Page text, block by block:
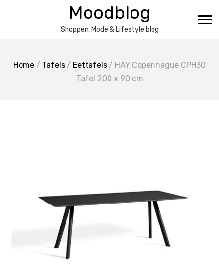
Moodblog
Shoppen, Mode & Lifestyle blog
Home / Tafels / Eettafels / HAY Copenhague CPH30
Tafel 200 x 90 cm